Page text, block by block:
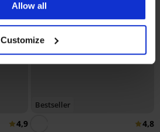
Allow all
Customize
4,9
Bestseller
4,8